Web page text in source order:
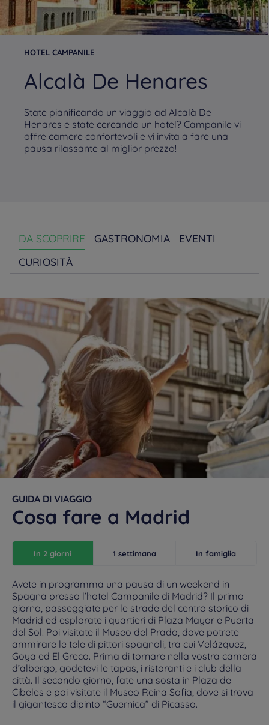
HOTEL CAMPANILE
Alcalà De Henares
State pianificando un viaggio ad Alcalà De
Henares e state cercando un hotel? Campanile vi
offre camere confortevoli e vi invita a fare una
pausa rilassante al miglior prezzo!
DA SCOPRIRE GASTRONOMIA
EVENTI
CURIOSITÀ
GUIDA DI VIAGGIO
Cosa fare a Madrid
In 2 giorni 1 settimana In famiglia
Avete in programma una pausa di un weekend in
Spagna presso l’hotel Campanile di Madrid? Il primo
giorno, passeggiate per le strade del centro storico di
Madrid ed esplorate i quartieri di Plaza Mayor e Puerta
del Sol. Poi visitate il Museo del Prado, dove potrete
ammirare le tele di pittori spagnoli, tra cui Velázquez,
Goya ed El Greco. Prima di tornare nella vostra camera
d’albergo, godetevi le tapas, i ristoranti e i club della
città. Il secondo giorno, fate una sosta in Plaza de
Cibeles e poi visitate il Museo Reina Sofia, dove si trova
il gigantesco dipinto “Guernica” di Picasso.
Hotels in Manchester